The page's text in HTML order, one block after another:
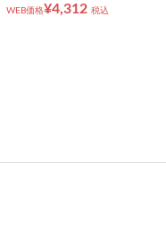
WEB価格¥4,312 税込